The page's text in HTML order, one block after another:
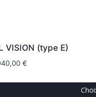
VISION (type E)
€